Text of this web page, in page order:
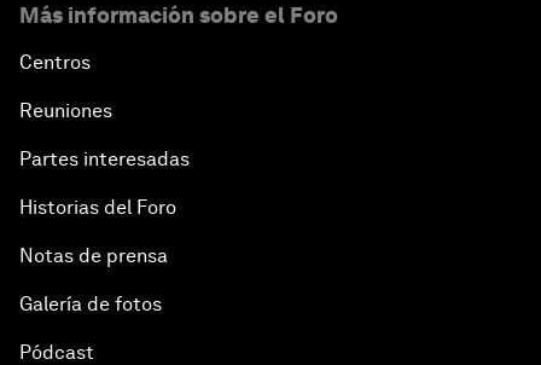
Más información sobre el Foro
Centros
Reuniones
Partes interesadas
Historias del Foro
Notas de prensa
Galería de fotos
Pódcast